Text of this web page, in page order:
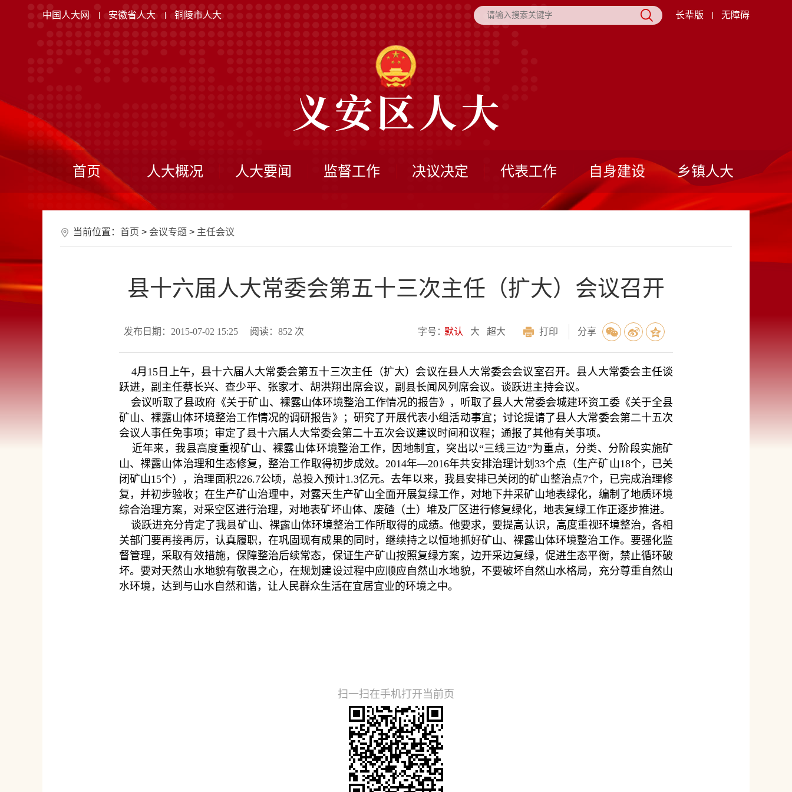
中国人大网 安徽省人大 铜陵市人大 长辈版 无障碍
首页 人大概况 人大要闻 监督工作 决议决定 代表工作 自身建设 乡镇人大
当前位置： 首页 > 会议专题 > 主任会议
县十六届人大常委会第五十三次主任（扩大）会议召开
发布日期：2015-07-02 15:25 阅读： 852 次 字号：默认 大 超大 打印 分享
4月15日上午，县十六届人大常委会第五十三次主任（扩大）会议在县人大常委会会议室召开。县人大常委会主任谈
跃进，副主任蔡长兴、查少平、张家才、胡洪翔出席会议，副县长闻风列席会议。谈跃进主持会议。
会议听取了县政府《关于矿山、裸露山体环境整治工作情况的报告》，听取了县人大常委会城建环资工委《关于全县
矿山、裸露山体环境整治工作情况的调研报告》；研究了开展代表小组活动事宜；讨论提请了县人大常委会第二十五次
会议人事任免事项；审定了县十六届人大常委会第二十五次会议建议时间和议程；通报了其他有关事项。
近年来，我县高度重视矿山、裸露山体环境整治工作，因地制宜，突出以“三线三边”为重点，分类、分阶段实施矿
山、裸露山体治理和生态修复，整治工作取得初步成效。2014年—2016年共安排治理计划33个点（生产矿山18个，已关
闭矿山15个），治理面积226.7公顷，总投入预计1.3亿元。去年以来，我县安排已关闭的矿山整治点7个，已完成治理修
复，并初步验收；在生产矿山治理中，对露天生产矿山全面开展复绿工作，对地下井采矿山地表绿化，编制了地质环境
综合治理方案，对采空区进行治理，对地表矿坏山体、废碴（土）堆及厂区进行修复绿化，地表复绿工作正逐步推进。
谈跃进充分肯定了我县矿山、裸露山体环境整治工作所取得的成绩。他要求，要提高认识，高度重视环境整治，各相
关部门要再接再厉，认真履职，在巩固现有成果的同时，继续持之以恒地抓好矿山、裸露山体环境整治工作。要强化监
督管理，采取有效措施，保障整治后续常态，保证生产矿山按照复绿方案，边开采边复绿，促进生态平衡，禁止循环破
坏。要对天然山水地貌有敬畏之心，在规划建设过程中应顺应自然山水地貌，不要破坏自然山水格局，充分尊重自然山
水环境，达到与山水自然和谐，让人民群众生活在宜居宜业的环境之中。
扫一扫在手机打开当前页